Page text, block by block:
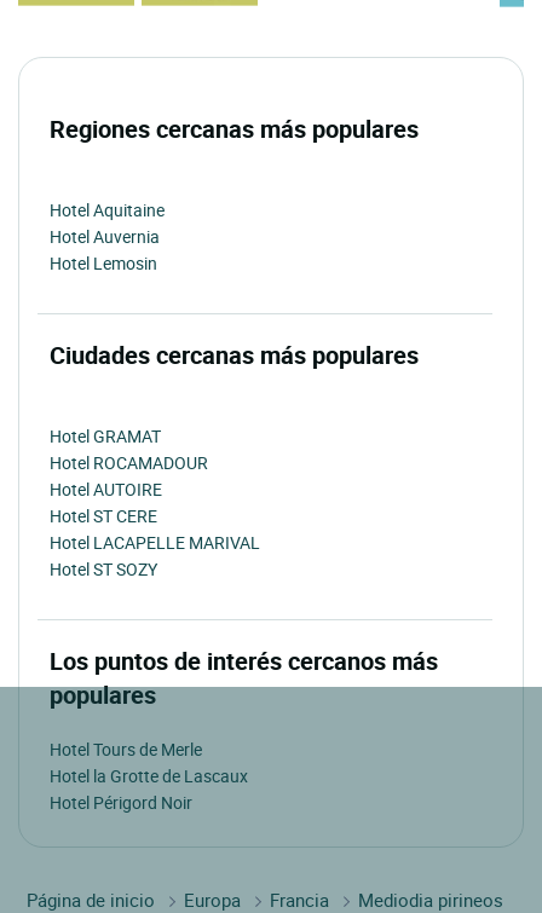
Regiones cercanas más populares
Hotel Aquitaine
Hotel Auvernia
Hotel Lemosin
Ciudades cercanas más populares
Hotel GRAMAT
Hotel ROCAMADOUR
Hotel AUTOIRE
Hotel ST CERE
Hotel LACAPELLE MARIVAL
Hotel ST SOZY
Los puntos de interés cercanos más
populares
Hotel Tours de Merle
Hotel la Grotte de Lascaux
Hotel Périgord Noir
Página de inicio Europa Francia
Mediodia pirineos